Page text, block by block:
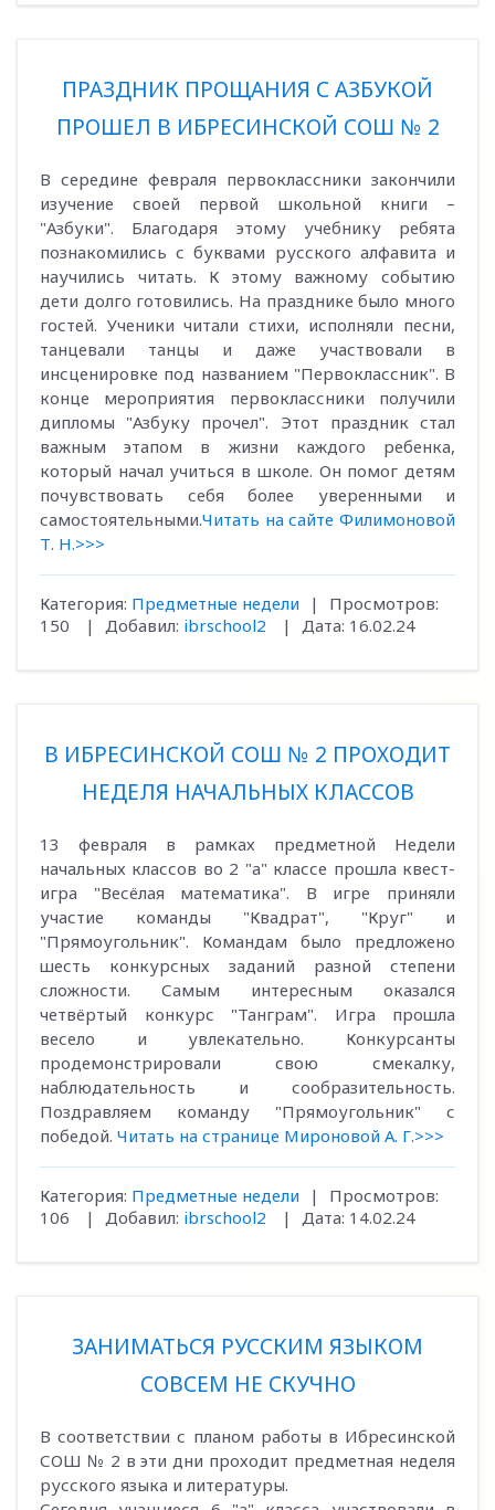
ПРАЗДНИК ПРОЩАНИЯ С АЗБУКОЙ
ПРОШЕЛ В ИБРЕСИНСКОЙ СОШ № 2
В середине февраля первоклассники закончили
изучение своей первой школьной книги –
"Азбуки". Благодаря этому учебнику ребята
познакомились с буквами русского алфавита и
научились читать. К этому важному событию
дети долго готовились. На празднике было много
гостей. Ученики читали стихи, исполняли песни,
танцевали танцы и даже участвовали в
инсценировке под названием "Первоклассник". В
конце мероприятия первоклассники получили
дипломы "Азбуку прочел". Этот праздник стал
важным этапом в жизни каждого ребенка,
который начал учиться в школе. Он помог детям
почувствовать себя более уверенными и
самостоятельными.Читать на сайте Филимоновой
Т. Н.>>>
Категория: Предметные недели |
Просмотров:
150
| Добавил: ibrschool2 | Дата: 16.02.24
В ИБРЕСИНСКОЙ СОШ № 2 ПРОХОДИТ
НЕДЕЛЯ НАЧАЛЬНЫХ КЛАССОВ
13 февраля в рамках предметной Недели
начальных классов во 2 "а" классе прошла квест-
игра "Весёлая математика". В игре приняли
участие команды "Квадрат", "Круг" и
"Прямоугольник". Командам было предложено
шесть конкурсных заданий разной степени
сложности. Самым интересным оказался
четвёртый конкурс "Танграм". Игра прошла
весело и увлекательно. Конкурсанты
продемонстрировали свою смекалку,
наблюдательность и сообразительность.
Поздравляем команду "Прямоугольник" с
победой. Читать на странице Мироновой А. Г.>>>
Категория: Предметные недели |
Просмотров:
106
| Добавил: ibrschool2 | Дата: 14.02.24
ЗАНИМАТЬСЯ РУССКИМ ЯЗЫКОМ
СОВСЕМ НЕ СКУЧНО
В соответствии с планом работы в Ибресинской
СОШ № 2 в эти дни проходит предметная неделя
русского языка и литературы.